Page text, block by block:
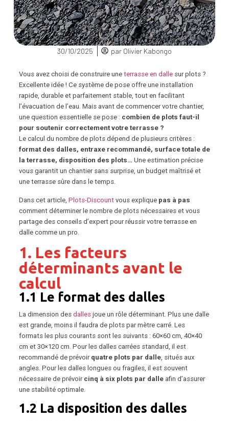
30/10/2025 par Olivier Kabongo
Vous avez choisi de construire une terrasse en dallesur plots ?
Excellente idée ! Ce système de pose offre une installation
rapide, durable et parfaitement stable, tout en facilitant
l’évacuation de l’eau. Mais avant de commencer votre chantier,
une question essentielle se pose : combien de plots faut-il
pour soutenir correctement votre terrasse ?
Le calcul du nombre de plots dépend de plusieurs critères :
format des dalles, entraxe recommandé, surface totale de
la terrasse, disposition des plots… Une estimation précise
vous garantit un chantier sans surprise, un budget maîtrisé et
une terrasse sûre dans le temps.
Dans cet article, Plots-Discountvous explique pas à pas
comment déterminer le nombre de plots nécessaires et vous
partage des conseils d’expert pour réussir votre terrasse en
dalle comme un pro.
1. Les facteurs
déterminants avant le
calcul
1.1 Le format des dalles
La dimension des dallesjoue un rôle déterminant. Plus une dalle
est grande, moins il faudra de plots par mètre carré. Les
formats les plus courants sont les suivants : 60×60 cm, 40×40
cm et 30×120 cm. Pour les dalles carrées standard, il est
recommandé de prévoir quatre plots par dalle, situés aux
angles. Pour les dalles longues ou fragiles, il est souvent
nécessaire de prévoir cinq à six plots par dalleafin d’assurer
une stabilité optimale.
1.2 La disposition des dalles